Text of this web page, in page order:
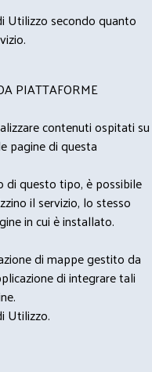
Utilizzo secondo quanto
PIATTAFORME
contenuti ospitati su
pagine di questa
di questo tipo, è possibile
il servizio, lo stesso
in cui è installato.
di mappe gestito da
di integrare tali
Utilizzo.